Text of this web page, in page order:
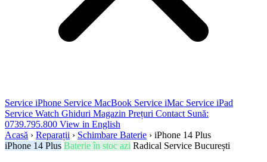
Service iPhone Service MacBook Service iMac Service iPad
Service Watch Ghiduri Magazin Prețuri Contact Sună:
0739.795.800 View in English
Acasă › Reparații › Schimbare Baterie › iPhone 14 Plus
iPhone 14 Plus Baterie în stoc azi Radical Service București